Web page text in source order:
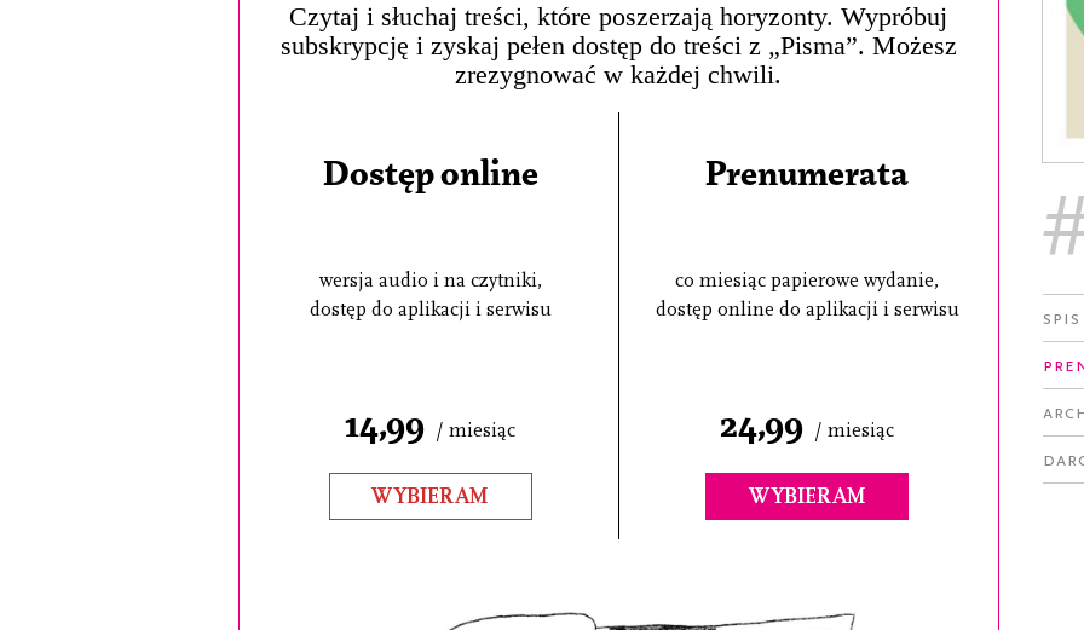
Czytaj i słuchaj treści, które poszerzają horyzonty. Wypróbuj
subskrypcję i zyskaj pełen dostęp do treści z „Pisma”. Możesz
zrezygnować w każdej chwili.
Dostęp online
wersja audio i na czytniki,
dostęp do aplikacji i serwisu
14,99 / miesiąc
WYBIERAM
Prenumerata
co miesiąc papierowe wydanie,
dostęp online do aplikacji i serwisu
24,99 / miesiąc
WYBIERAM